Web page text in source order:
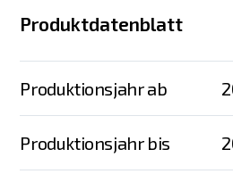
Produktdatenblatt
Produktionsjahr ab
Produktionsjahr bis